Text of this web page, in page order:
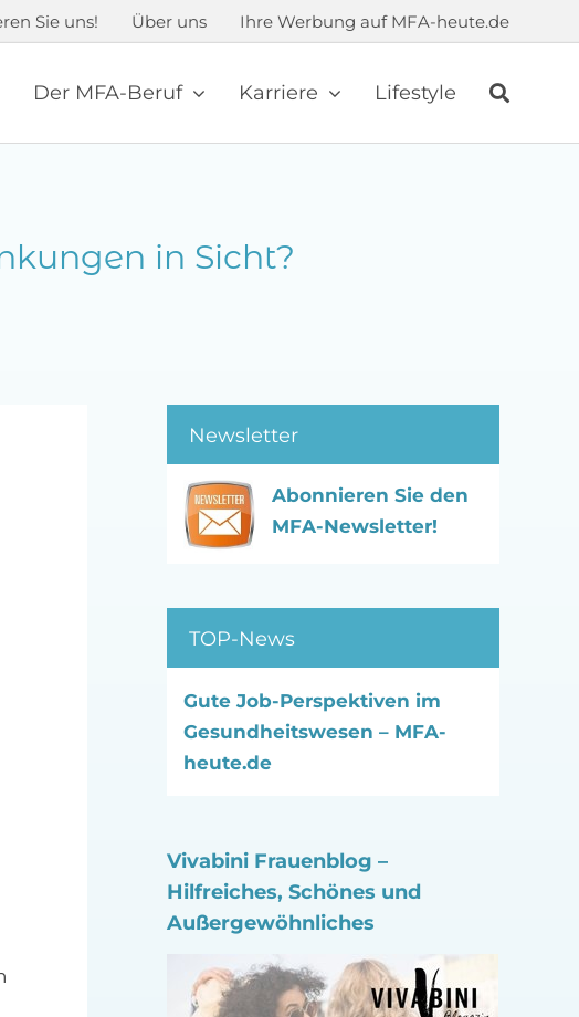
Sie uns! Über uns Ihre Werbung auf MFA-heute.de
Der MFA-Beruf Karriere Lifestyle
in Sicht?
Newsletter
Abonnieren Sie den
MFA-Newsletter!
TOP-News
Gute Job-Perspektiven im
Gesundheitswesen – MFA-
heute.de
Vivabini Frauenblog –
Hilfreiches, Schönes und
Außergewöhnliches